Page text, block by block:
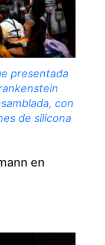
presentada
con
de silicona
en